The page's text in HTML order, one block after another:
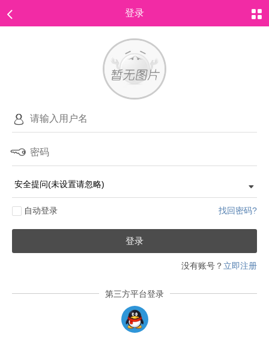
登录
自动登录 找回密码?
登录
没有账号？ 立即注册
第三方平台登录